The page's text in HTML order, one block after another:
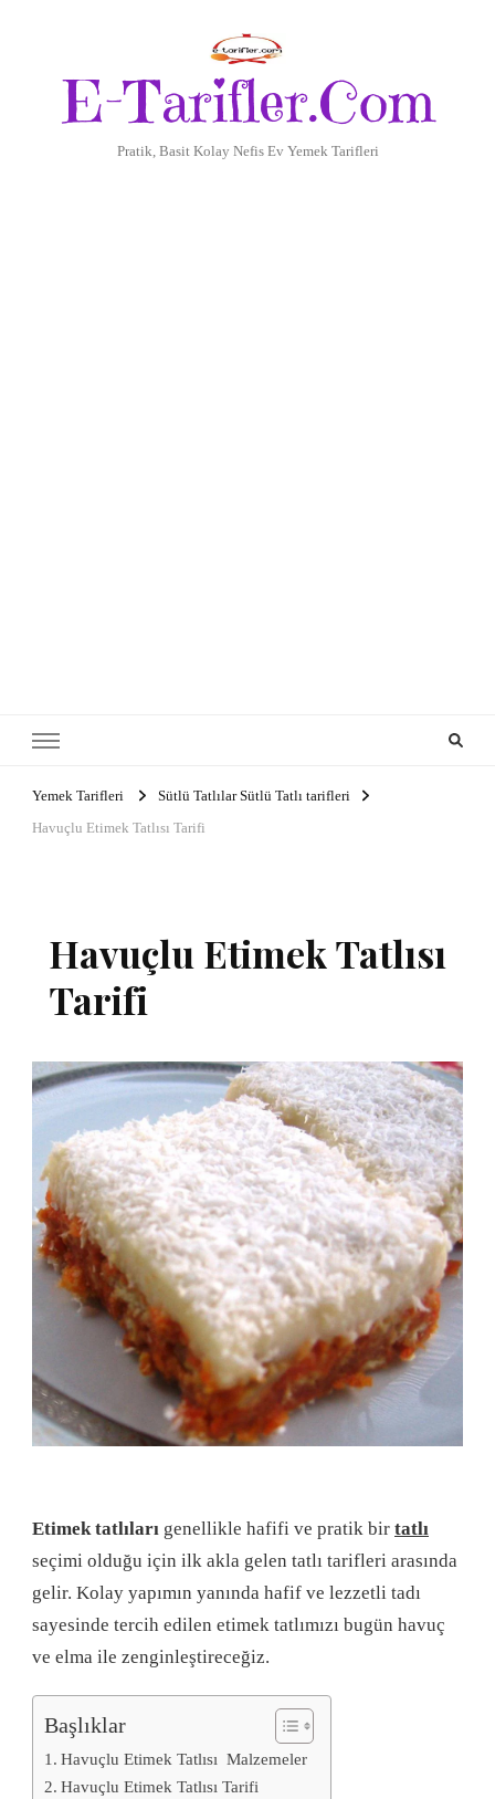
E-Tarifler.Com
Pratik, Basit Kolay Nefis Ev Yemek Tarifleri
Yemek Tarifleri
Sütlü Tatlılar Sütlü Tatlı tarifleri
Havuçlu Etimek Tatlısı Tarifi
Havuçlu Etimek Tatlısı
Tarifi
Etimek tatlıları genellikle hafifi ve pratik bir tatlı
seçimi olduğu için ilk akla gelen tatlı tarifleri arasında
gelir. Kolay yapımın yanında hafif ve lezzetli tadı
sayesinde tercih edilen etimek tatlımızı bugün havuç
ve elma ile zenginleştireceğiz.
Başlıklar
Havuçlu Etimek Tatlısı Malzemeler
Havuçlu Etimek Tatlısı Tarifi